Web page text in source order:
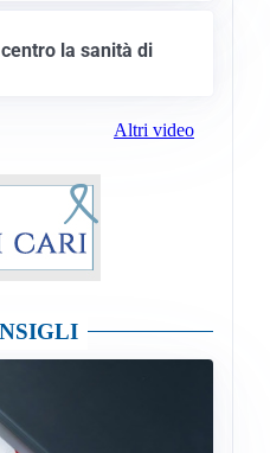
la sanità di
Altri video